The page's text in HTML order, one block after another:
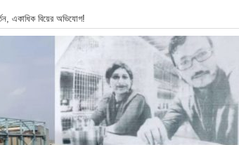
একাধিক বিয়ের অভিযোগ!